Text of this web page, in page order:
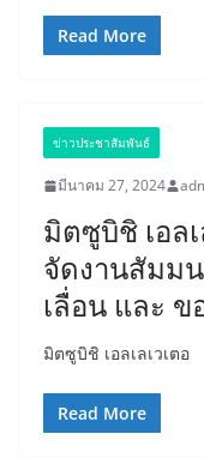
Read More
ข่าวประชาสัมพันธ์
มีนาคม 27, 2024
มิตซูบิชิ เอล
จัดงานสัมม
เลื่อน และ ข
มิตซูบิชิ เอลเลเวเตอ
Read More